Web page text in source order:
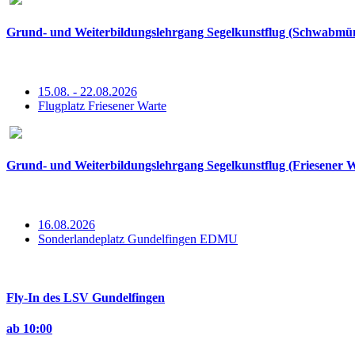
Grund- und Weiterbildungslehrgang Segelkunstflug
15.08. - 22.08.2026
Flugplatz Friesener Warte
Grund- und Weiterbildungslehrgang Segelkunstflug (Friesener
16.08.2026
Sonderlandeplatz Gundelfingen EDMU
Fly-In des LSV Gundelfingen
ab 10:00